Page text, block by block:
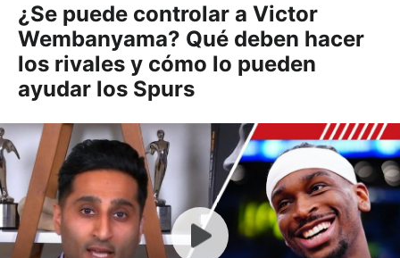
¿Se puede controlar a Victor
Wembanyama? Qué deben hacer
los rivales y cómo lo pueden
ayudar los Spurs